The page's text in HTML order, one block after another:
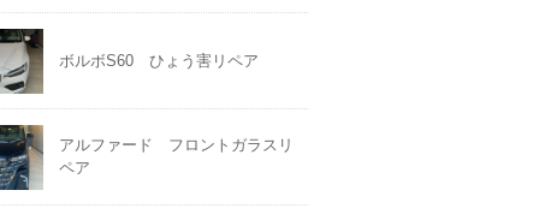
ボルボS60 ひょう害リペア
アルファード フロントガラスリ
ペア